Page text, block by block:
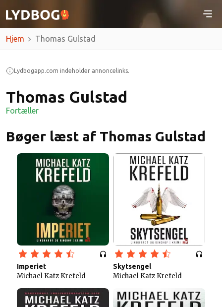
Hjem Thomas Gulstad
Lydbogapp.com indeholder annoncelinks.
Thomas Gulstad
Fortæller
Bøger læst af Thomas Gulstad
Imperiet
Michael Katz Krefeld
Skytsengel
Michael Katz Krefeld